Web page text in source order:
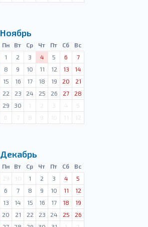
Ноябрь
Пн Вт Ср Чт Пт Сб
Вс
1 2 3 4 5 6
7
8 9 10 11 12 13
14
15 16 17 18 19 20
21
22 23 24 25 26 27
28
29 30 1 2 3 4
5
6 7 8 9 10 11 12
Декабрь
Пн Вт Ср Чт Пт Сб
Вс
29 30 1 2 3 4
5
6 7 8 9 10 11
12
13 14 15 16 17 18
19
20 21 22 23 24 25
26